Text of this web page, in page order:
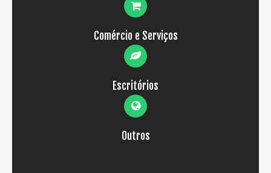
Comércio e Serviços
Escritórios
Outros